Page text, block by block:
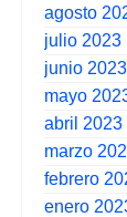
agosto
julio 2023
junio 2023
mayo
abril 2023
marzo
febrero
enero